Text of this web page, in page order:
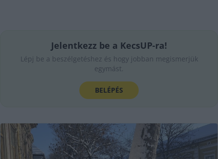
Jelentkezz be a KecsUP-ra!
Lépj be a beszélgetéshez és hogy jobban megismerjük
egymást.
BELÉPÉS